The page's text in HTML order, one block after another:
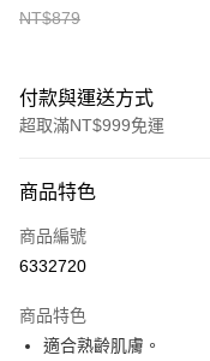
NT$879
付款與運送方式
超取滿NT$999免運
信用卡一次付款
超商取貨付款
Apple Pay
商品特色
商品編號
6332720
商品特色
適合熟齡肌膚。